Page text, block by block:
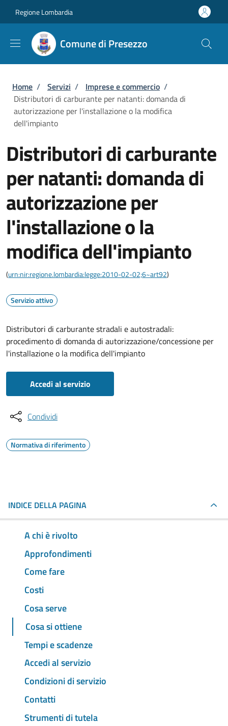
Regione Lombardia
Comune di Presezzo
Briciole di pane
Home / Servizi / Imprese e commercio /
Distributori di carburante per natanti: domanda di
autorizzazione per l'installazione o la modifica
dell'impianto
Distributori di carburante
per natanti: domanda di
autorizzazione per
l'installazione o la
modifica dell'impianto
(urn:nir:regione.lombardia:legge:2010-02-02;6~art92)
Servizio attivo
Distributori di carburante stradali e autostradali:
procedimento di domanda di autorizzazione/concessione per
l'installazione o la modifica dell'impianto
Accedi al servizio
Condividi
Normativa di riferimento
INDICE DELLA PAGINA
A chi è rivolto
Approfondimenti
Come fare
Costi
Cosa serve
Cosa si ottiene
Tempi e scadenze
Accedi al servizio
Condizioni di servizio
Contatti
Strumenti di tutela